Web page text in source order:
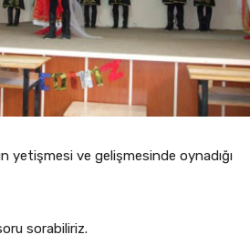
yetişmesi ve gelişmesinde oynadığı
sorabiliriz.